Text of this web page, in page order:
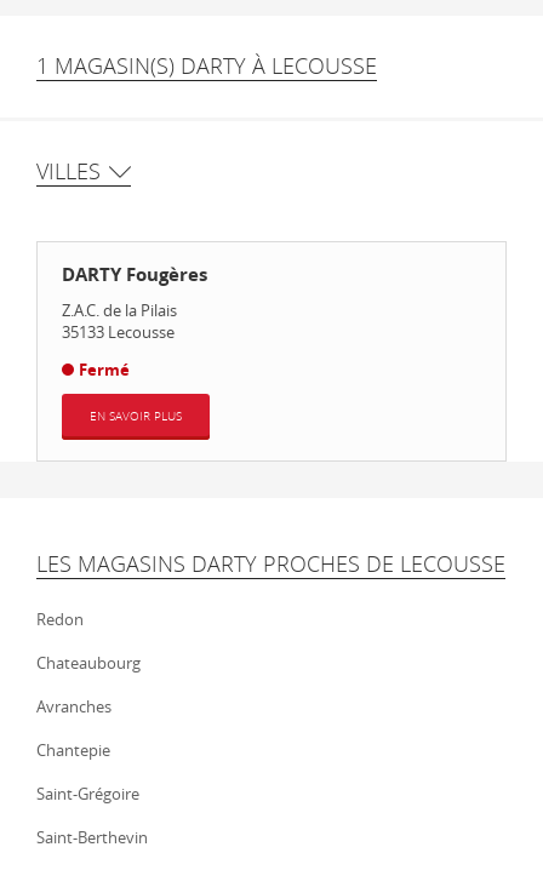
1 MAGASIN(S) DARTY À LECOUSSE
VILLES
DARTY Fougères
Z.A.C. de la Pilais
35133 Lecousse
Fermé
EN SAVOIR PLUS
LES MAGASINS DARTY PROCHES DE LECOUSSE
Redon
Chateaubourg
Avranches
Chantepie
Saint-Grégoire
Saint-Berthevin